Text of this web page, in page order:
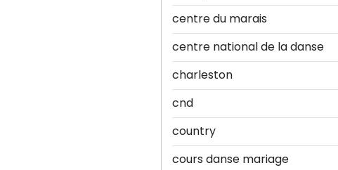
centre du marais
centre national de la danse
charleston
cnd
country
cours danse mariage